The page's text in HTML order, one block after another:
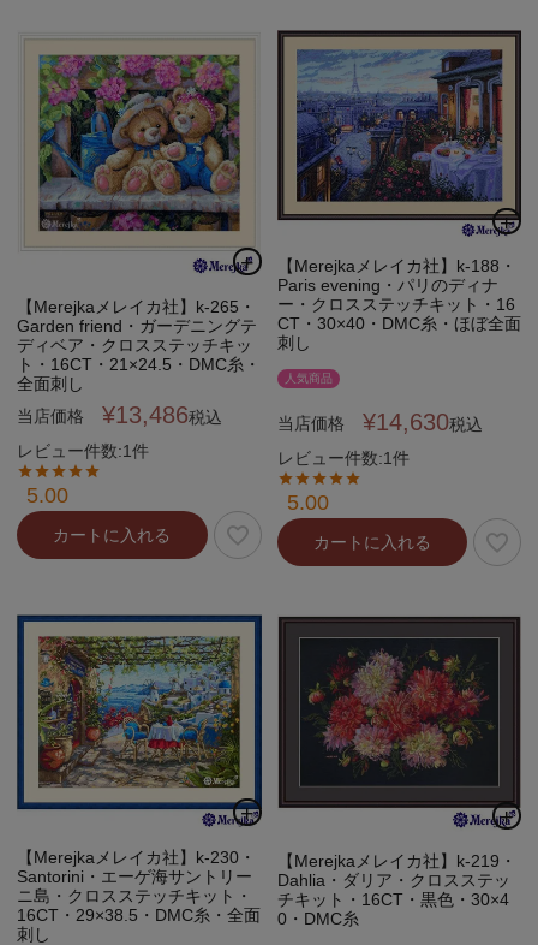
【Merejkaメレイカ社】k-265・
Garden friend・ガーデニングテ
ディベア・クロスステッチキッ
ト・16CT・21×24.5・DMC糸・
全面刺し
当店価格
¥13,486税込
レビュー件数:1件
5.00
カートに入れる
【Merejkaメレイカ社】k-188・
Paris evening・パリのディナ
ー・クロスステッチキット・16
CT・30×40・DMC糸・ほぼ全面
刺し
人気商品
当店価格 ¥14,630税込
レビュー件数:1件
5.00
カートに入れる
【Merejkaメレイカ社】k-230・
Santorini・エーゲ海サントリー
ニ島・クロスステッチキット・
16CT・29×38.5・DMC糸・全面
刺し
【Merejkaメレイカ社】k-219・
Dahlia・ダリア・クロスステッ
チキット・16CT・黒色・30×4
0・DMC糸